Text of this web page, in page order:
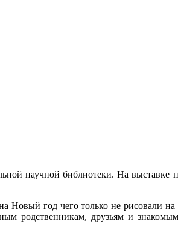
научной библиотеки. На выставке
Новый год чего только не рисовали
родственникам, друзьям и